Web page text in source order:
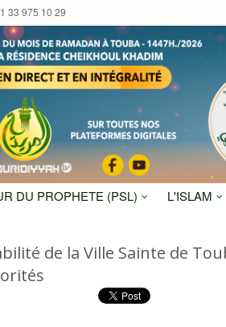
33 975 10 29
DU PROPHETE (PSL) L'ISLAM
de la Ville Sainte de